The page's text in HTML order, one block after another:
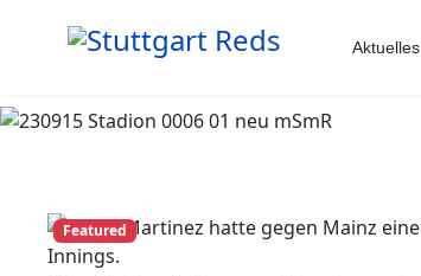
Aktuelles
Featured